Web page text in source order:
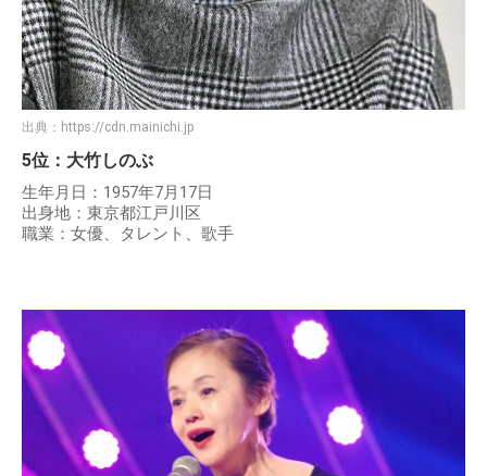
出典： https://cdn.mainichi.jp
5位：大竹しのぶ
生年月日：1957年7月17日
出身地：東京都江戸川区
職業：女優、タレント、歌手